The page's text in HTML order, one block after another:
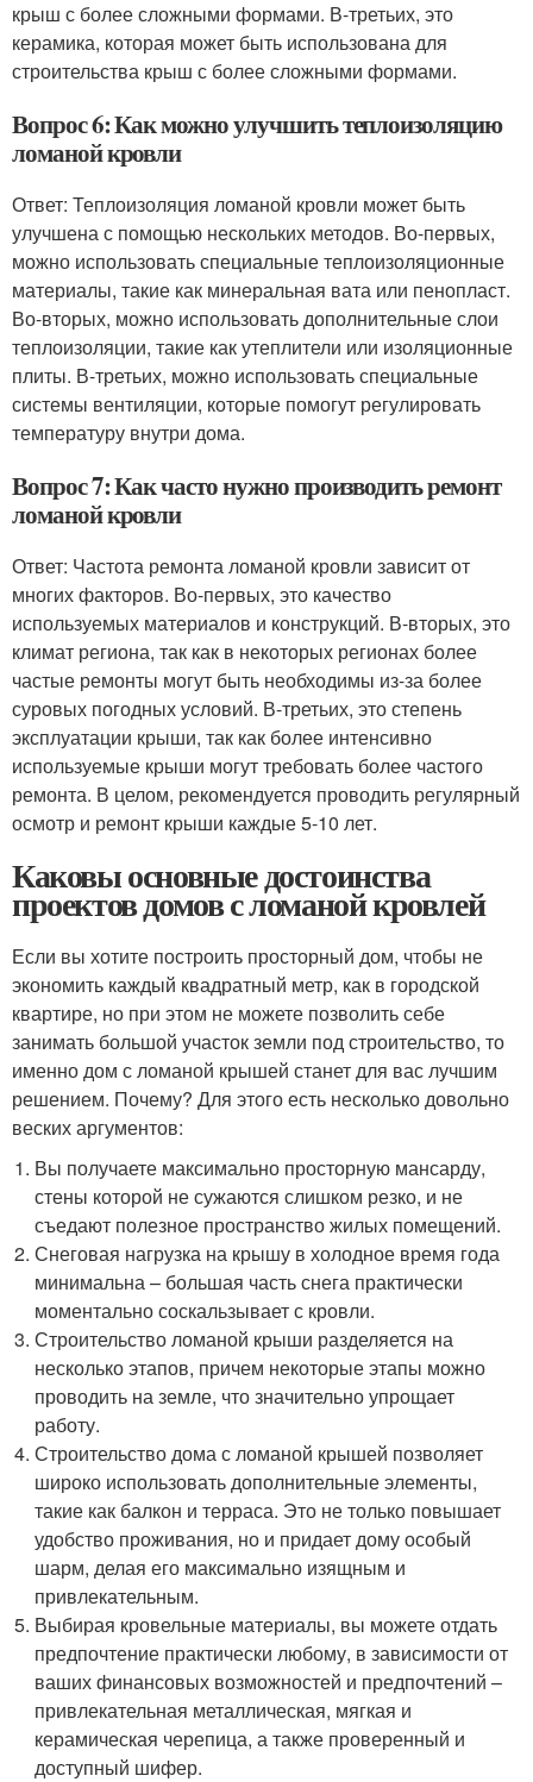
крыш с более сложными формами. В-третьих, это
керамика, которая может быть использована для
строительства крыш с более сложными формами.
Вопрос 6: Как можно улучшить теплоизоляцию
ломаной кровли
Ответ: Теплоизоляция ломаной кровли может быть
улучшена с помощью нескольких методов. Во-первых,
можно использовать специальные теплоизоляционные
материалы, такие как минеральная вата или пенопласт.
Во-вторых, можно использовать дополнительные слои
теплоизоляции, такие как утеплители или изоляционные
плиты. В-третьих, можно использовать специальные
системы вентиляции, которые помогут регулировать
температуру внутри дома.
Вопрос 7: Как часто нужно производить ремонт
ломаной кровли
Ответ: Частота ремонта ломаной кровли зависит от
многих факторов. Во-первых, это качество
используемых материалов и конструкций. В-вторых, это
климат региона, так как в некоторых регионах более
частые ремонты могут быть необходимы из-за более
суровых погодных условий. В-третьих, это степень
эксплуатации крыши, так как более интенсивно
используемые крыши могут требовать более частого
ремонта. В целом, рекомендуется проводить регулярный
осмотр и ремонт крыши каждые 5-10 лет.
Каковы основные достоинства
проектов домов с ломаной кровлей
Если вы хотите построить просторный дом, чтобы не
экономить каждый квадратный метр, как в городской
квартире, но при этом не можете позволить себе
занимать большой участок земли под строительство, то
именно дом с ломаной крышей станет для вас лучшим
решением. Почему? Для этого есть несколько довольно
веских аргументов:
Вы получаете максимально просторную мансарду,
стены которой не сужаются слишком резко, и не
съедают полезное пространство жилых помещений.
Снеговая нагрузка на крышу в холодное время года
минимальна – большая часть снега практически
моментально соскальзывает с кровли.
Строительство ломаной крыши разделяется на
несколько этапов, причем некоторые этапы можно
проводить на земле, что значительно упрощает
работу.
Строительство дома с ломаной крышей позволяет
широко использовать дополнительные элементы,
такие как балкон и терраса. Это не только повышает
удобство проживания, но и придает дому особый
шарм, делая его максимально изящным и
привлекательным.
Выбирая кровельные материалы, вы можете отдать
предпочтение практически любому, в зависимости от
ваших финансовых возможностей и предпочтений –
привлекательная металлическая, мягкая и
керамическая черепица, а также проверенный и
доступный шифер.